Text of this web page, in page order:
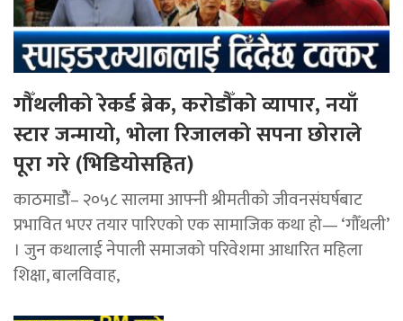
गौँथलीको रेकर्ड ब्रेक, करोडौँको व्यापार, नयाँ
स्टार जन्मायो, भोला रिजालको सपना छोराले
पूरा गरे (भिडियोसहित)
काठमाडोैं– २०५८ सालमा आफ्नी श्रीमतीको जीवनसंघर्षबाट
प्रभावित भएर तयार पारिएको एक सामाजिक कथा हो— ‘गौँथली’
। जुन कथालाई नेपाली समाजको परिवेशमा आधारित महिला
शिक्षा, बालविवाह,